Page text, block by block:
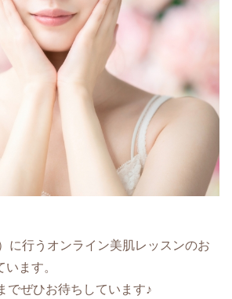
に行うオンライン美肌レッスンのお
ます。
でぜひお待ちしています♪